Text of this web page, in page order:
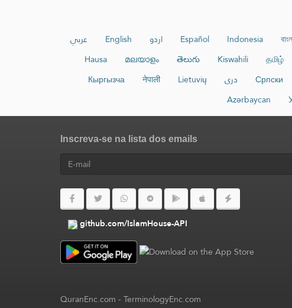
عربي English اردو Español Indonesia
Hausa
മലയാളം తెలుగు Kiswahili தமிழ்
Кыргызча
नेपाली Lietuvių دری Српски
Azərbaycan
Inscreva-se na lista dos emails
github.com/IslamHouse-API
QuranEnc.com-TerminologyEnc.com